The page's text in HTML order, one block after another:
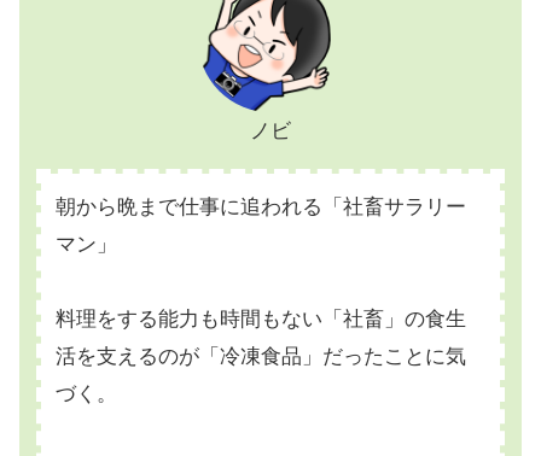
ノビ
朝から晩まで仕事に追われる「社畜サラリー
マン」
料理をする能力も時間もない「社畜」の食生
活を支えるのが「冷凍食品」だったことに気
づく。